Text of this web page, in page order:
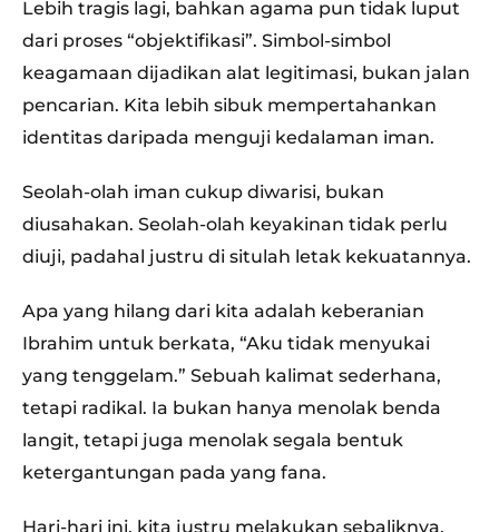
Lebih tragis lagi, bahkan agama pun tidak luput
dari proses “objektifikasi”. Simbol-simbol
keagamaan dijadikan alat legitimasi, bukan jalan
pencarian. Kita lebih sibuk mempertahankan
identitas daripada menguji kedalaman iman.
Seolah-olah iman cukup diwarisi, bukan
diusahakan. Seolah-olah keyakinan tidak perlu
diuji, padahal justru di situlah letak kekuatannya.
Apa yang hilang dari kita adalah keberanian
Ibrahim untuk berkata, “Aku tidak menyukai
yang tenggelam.” Sebuah kalimat sederhana,
tetapi radikal. Ia bukan hanya menolak benda
langit, tetapi juga menolak segala bentuk
ketergantungan pada yang fana.
Hari-hari ini, kita justru melakukan sebaliknya.